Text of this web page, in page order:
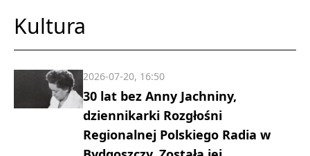
Kultura
30 lat bez Anny Jachniny,
dziennikarki Rozgłośni
Regionalnej Polskiego Radia w
2026-07-20, 16:50